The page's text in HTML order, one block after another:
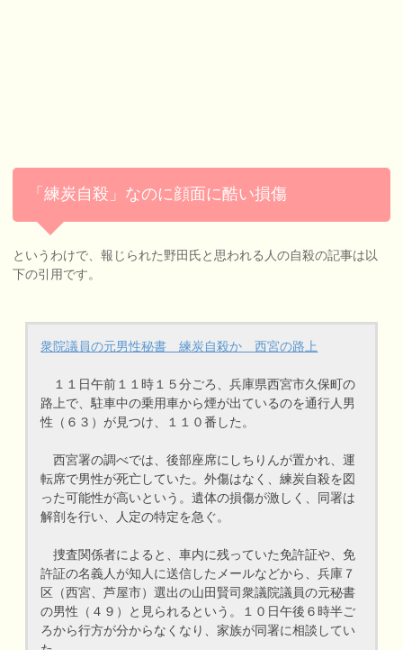
「練炭自殺」なのに顔面に酷い損傷
というわけで、報じられた野田氏と思われる人の自殺の記事は以
下の引用です。
衆院議員の元男性秘書 練炭自殺か 西宮の路上
１１日午前１１時１５分ごろ、兵庫県西宮市久保町の
路上で、駐車中の乗用車から煙が出ているのを通行人男
性（６３）が見つけ、１１０番した。
西宮署の調べでは、後部座席にしちりんが置かれ、運
転席で男性が死亡していた。外傷はなく、練炭自殺を図
った可能性が高いという。遺体の損傷が激しく、同署は
解剖を行い、人定の特定を急ぐ。
捜査関係者によると、車内に残っていた免許証や、免
許証の名義人が知人に送信したメールなどから、兵庫７
区（西宮、芦屋市）選出の山田賢司衆議院議員の元秘書
の男性（４９）と見られるという。１０日午後６時半ご
ろから行方が分からなくなり、家族が同署に相談してい